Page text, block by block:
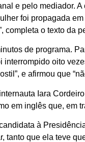
e pelo mediador.
foi propagada
completa o texto da
de programa.
oito
e afirmou que
Iara
em inglês que, em
à
tanto que ela teve